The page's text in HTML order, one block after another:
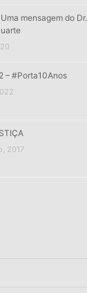
mensagem do Dr.
– #Porta10Anos
2017